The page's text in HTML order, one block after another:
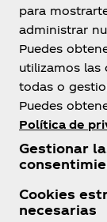
Sobre
para
administrar
Puedes
utilizamos las
todas o
Puedes
Política de
Gestionar
Cookies
necesarias